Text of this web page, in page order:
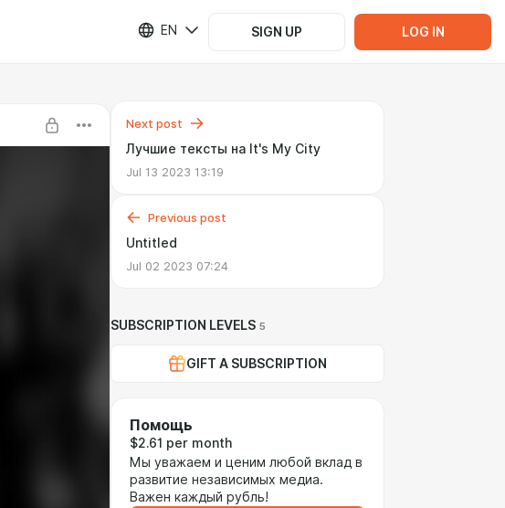
EN SIGN UP LOG IN
Next post
Лучшие тексты на It's My City
Jul 13 2023 13:19
Previous post
Untitled
Jul 02 2023 07:24
SUBSCRIPTION LEVELS 5
GIFT A SUBSCRIPTION
Помощь
$2.61 per month
Мы уважаем и ценим любой вклад в
развитие независимых медиа.
Важен каждый рубль!